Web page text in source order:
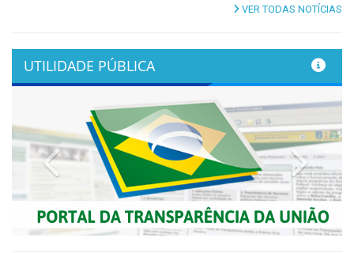
VER TODAS NOTÍCIAS
UTILIDADE PÚBLICA
Previous Next